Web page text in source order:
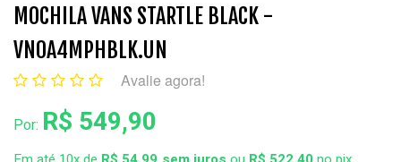
MOCHILA VANS STARTLE BLACK -
VN0A4MPHBLK.UN
Avalie agora!
Por: R$ 549,90